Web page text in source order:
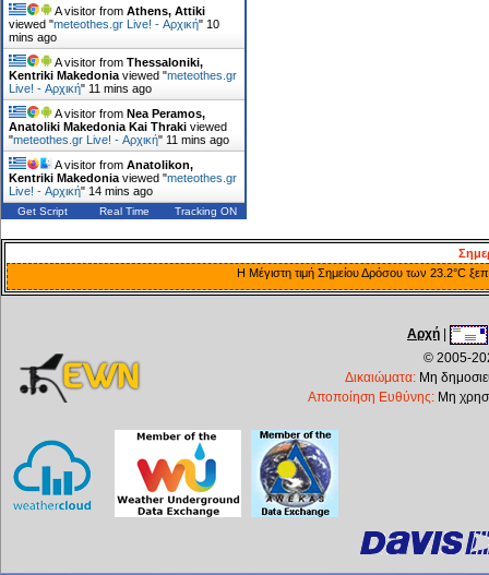
A visitor fromAthens, Attiki
viewed "meteothes.gr Live! - Αρχική" 10
mins ago
A visitor fromThessaloniki,
Kentriki Makedonia viewed "meteothes.gr
Live! - Αρχική" 11 mins ago
A visitor fromNea Peramos,
Anatoliki Makedonia Kai Thraki viewed
"meteothes.gr Live! - Αρχική" 11 mins ago
A visitor fromAnatolikon,
Kentriki Makedonia viewed "meteothes.gr
Live! - Αρχική" 14 mins ago
Get Script Real Time Tracking ON
Η Μέγιστη τιμή Σημείου Δρόσου των 23.2°C
Αρχή
© 2005-
Δικαιώματα: Μη
Αποποίηση Ευθύνης: Μη